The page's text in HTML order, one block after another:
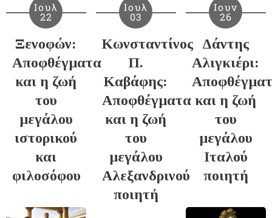
Ιουλ
22
Ξενοφών:
Αποφθέγματα
και η ζωή
του
μεγάλου
ιστορικού
και
φιλοσόφου
Ιουλ
03
Κωνσταντίνος
Π.
Καβάφης:
Αποφθέγματα
και η ζωή
του
μεγάλου
Αλεξανδρινού
ποιητή
Ιουν
26
Δάντης
Αλιγκιέρι:
και η ζωή
του
μεγάλου
Ιταλού
ποιητή